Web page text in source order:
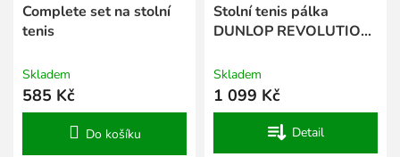
Complete set na stolní
tenis
Skladem
585 Kč
Do košíku
Stolní tenis pálka
DUNLOP REVOLUTION
Skladem
1 099 Kč
Detail